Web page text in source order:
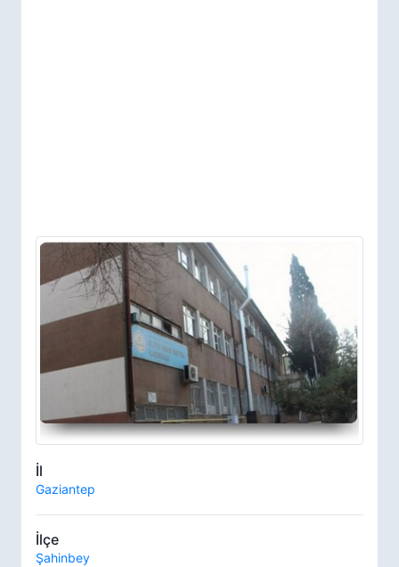
İl
Gaziantep
İlçe
Şahinbey